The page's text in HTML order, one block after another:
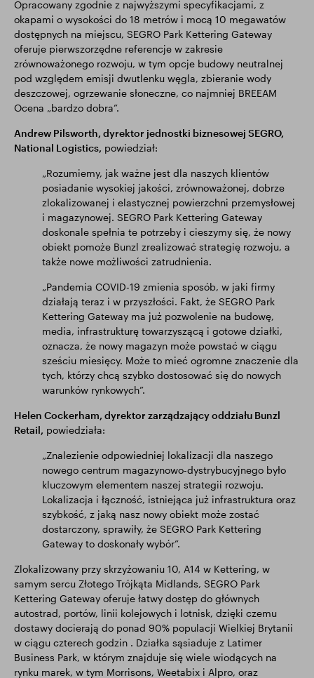
Opracowany zgodnie z najwyższymi specyfikacjami, z
okapami o wysokości do 18 metrów i mocą 10 megawatów
dostępnych na miejscu, SEGRO Park Kettering Gateway
oferuje pierwszorzędne referencje w zakresie
zrównoważonego rozwoju, w tym opcje budowy neutralnej
pod względem emisji dwutlenku węgla, zbieranie wody
deszczowej, ogrzewanie słoneczne, co najmniej BREEAM
Ocena „bardzo dobra”.
Andrew Pilsworth, dyrektor jednostki biznesowej SEGRO,
National Logistics, powiedział:
„Rozumiemy, jak ważne jest dla naszych klientów
posiadanie wysokiej jakości, zrównoważonej, dobrze
zlokalizowanej i elastycznej powierzchni przemysłowej
i magazynowej. SEGRO Park Kettering Gateway
doskonale spełnia te potrzeby i cieszymy się, że nowy
obiekt pomoże Bunzl zrealizować strategię rozwoju, a
także nowe możliwości zatrudnienia.
„Pandemia COVID-19 zmienia sposób, w jaki firmy
działają teraz i w przyszłości. Fakt, że SEGRO Park
Kettering Gateway ma już pozwolenie na budowę,
media, infrastrukturę towarzyszącą i gotowe działki,
oznacza, że nowy magazyn może powstać w ciągu
sześciu miesięcy. Może to mieć ogromne znaczenie dla
tych, którzy chcą szybko dostosować się do nowych
warunków rynkowych”.
Helen Cockerham, dyrektor zarządzający oddziału Bunzl
Retail, powiedziała:
„Znalezienie odpowiedniej lokalizacji dla naszego
nowego centrum magazynowo-dystrybucyjnego było
kluczowym elementem naszej strategii rozwoju.
Lokalizacja i łączność, istniejąca już infrastruktura oraz
szybkość, z jaką nasz nowy obiekt może zostać
dostarczony, sprawiły, że SEGRO Park Kettering
Gateway to doskonały wybór”.
Zlokalizowany przy skrzyżowaniu 10, A14 w Kettering, w
samym sercu Złotego Trójkąta Midlands, SEGRO Park
Kettering Gateway oferuje łatwy dostęp do głównych
autostrad, portów, linii kolejowych i lotnisk, dzięki czemu
dostawy docierają do ponad 90% populacji Wielkiej Brytanii
w ciągu czterech godzin . Działka sąsiaduje z Latimer
Business Park, w którym znajduje się wiele wiodących na
rynku marek, w tym Morrisons, Weetabix i Alpro, oraz